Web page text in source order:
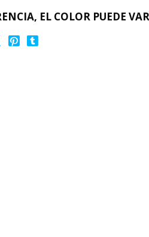
EL COLOR PUEDE